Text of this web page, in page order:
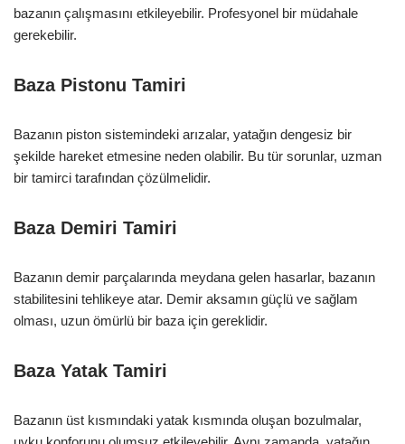
bazanın çalışmasını etkileyebilir. Profesyonel bir müdahale
gerekebilir.
Baza Pistonu Tamiri
Bazanın piston sistemindeki arızalar, yatağın dengesiz bir
şekilde hareket etmesine neden olabilir. Bu tür sorunlar, uzman
bir tamirci tarafından çözülmelidir.
Baza Demiri Tamiri
Bazanın demir parçalarında meydana gelen hasarlar, bazanın
stabilitesini tehlikeye atar. Demir aksamın güçlü ve sağlam
olması, uzun ömürlü bir baza için gereklidir.
Baza Yatak Tamiri
Bazanın üst kısmındaki yatak kısmında oluşan bozulmalar,